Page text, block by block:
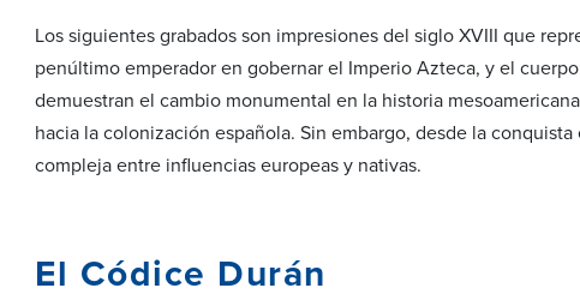
Los siguientes grabados son impresiones del siglo XVIII que
penúltimo emperador en gobernar el Imperio Azteca, y el
demuestran el cambio monumental en la historia
hacia la colonización española. Sin embargo, desde la
compleja entre influencias europeas y nativas.
El Códice Durán